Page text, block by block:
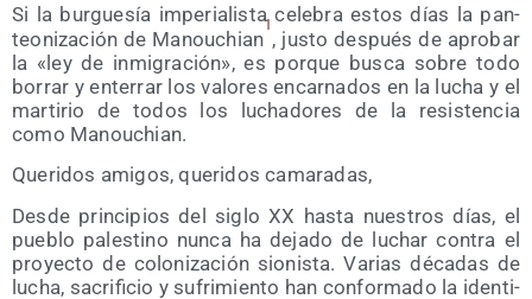
Si la bur­gue­sía impe­ria­lis­ta cele­bra estos días la pan­
teo­ni­za­ción de Manou­chian
1
, jus­to des­pués de apro­bar
la «ley de inmi­gra­ción», es por­que bus­ca sobre todo
borrar y ente­rrar los valo­res encar­na­dos en la lucha y el
mar­ti­rio de todos los lucha­do­res de la resis­ten­cia
como Manouchian.
Que­ri­dos ami­gos, que­ri­dos camaradas,
Des­de prin­ci­pios del siglo XX has­ta nues­tros días, el
pue­blo pales­tino nun­ca ha deja­do de luchar con­tra el
pro­yec­to de colo­ni­za­ción sio­nis­ta. Varias déca­das de
lucha, sacri­fi­cio y sufri­mien­to han con­for­ma­do la iden­ti­